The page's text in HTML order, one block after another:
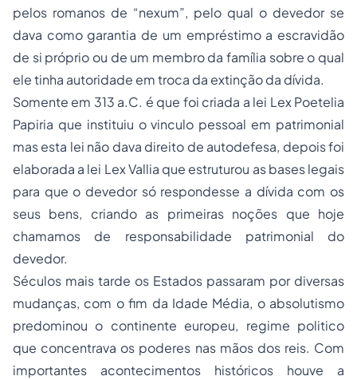
pelos romanos de “nexum”, pelo qual o devedor se
dava como garantia de um empréstimo a escravidão
de si próprio ou de um membro da família sobre o qual
ele tinha autoridade em troca da extinção da dívida.
Somente em 313 a.C. é que foi criada a lei Lex Poetelia
Papiria que instituiu o vinculo pessoal em patrimonial
mas esta lei não dava direito de autodefesa, depois foi
elaborada a lei Lex Vallia que estruturou as bases legais
para que o devedor só respondesse a dívida com os
seus bens, criando as primeiras noções que hoje
chamamos de responsabilidade patrimonial do
devedor.
Séculos mais tarde os Estados passaram por diversas
mudanças, com o fim da Idade Média, o absolutismo
predominou o continente europeu, regime politico
que concentrava os poderes nas mãos dos reis. Com
importantes acontecimentos históricos houve a